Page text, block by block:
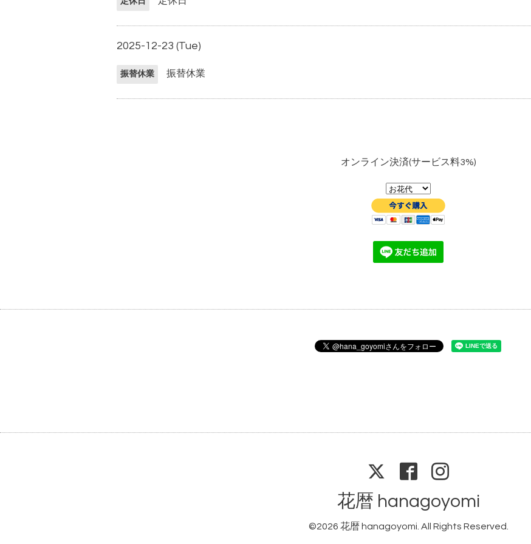
2025-12-23 (Tue)
振替休業 振替休業
オンライン決済(サービス料3%)
花暦 hanagoyomi
©2026 花暦 hanagoyomi. All Rights Reserved.